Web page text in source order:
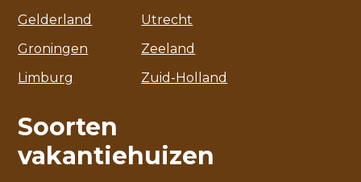
Gelderland
Groningen
Limburg
Utrecht
Zeeland
Zuid-Holland
Soorten
vakantiehuizen